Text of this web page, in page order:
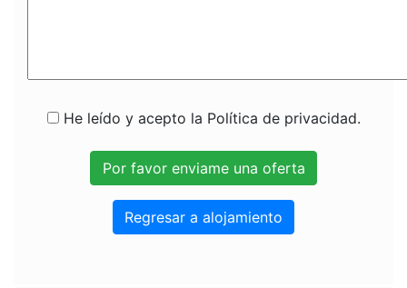
He leído y acepto la Política de privacidad.
Regresar a alojamiento